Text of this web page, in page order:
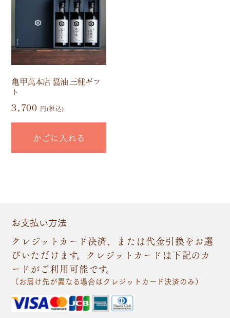
亀甲萬本店 醤油 三種ギフ
ト
3,700 円(税込)
かごに入れる
お支払い方法
クレジットカード決済、または代金引換をお選
びいただけます。クレジットカードは下記のカ
ードがご利用可能です。
（お届け先が異なる場合はクレジットカード決済のみ）